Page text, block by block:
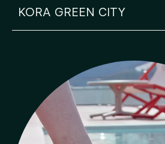
KORA GREEN CITY
Plaza del Renacimiento 12 01004
info@koraliving.com
FAQ
Blog: The Gazette